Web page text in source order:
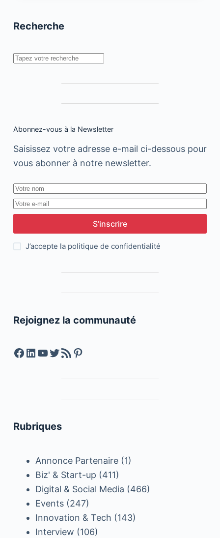
sociaux
Bidaya
Recherche
Rechercher
Abonnez-vous à la Newsletter
Saisissez votre adresse e-mail ci-dessous pour
vous abonner à notre newsletter.
S’inscrire
J’accepte la politique de confidentialité
Rejoignez la communauté
Facebook
LinkedIn
YouTube
Twitter
Feed RSSPinterest
Rubriques
Annonce Partenaire(1)
Biz' & Start-up (411)
Digital & Social Media (466)
Events(247)
Innovation & Tech (143)
Interview (106)